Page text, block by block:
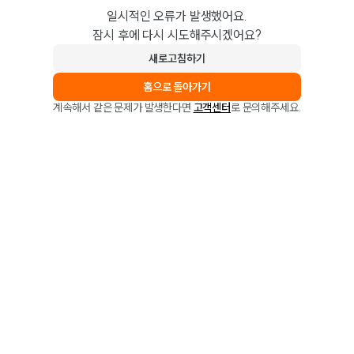
일시적인 오류가 발생했어요.
잠시 후에 다시 시도해주시겠어요?
새로고침하기
홈으로 돌아가기
계속해서 같은 문제가 발생한다면 고객센터로 문의해주세요.